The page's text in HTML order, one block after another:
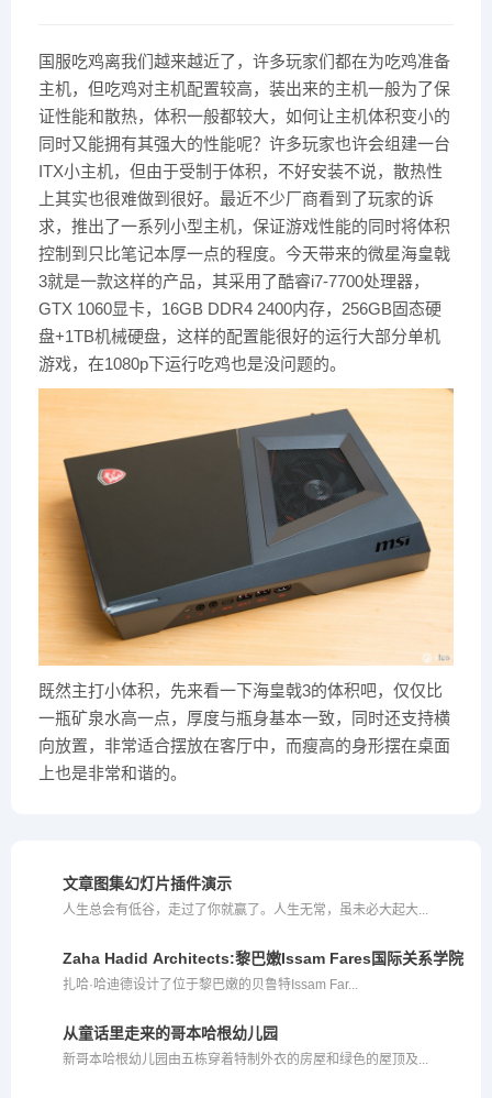
国服吃鸡离我们越来越近了，许多玩家们都在为吃鸡准备
主机，但吃鸡对主机配置较高，装出来的主机一般为了保
证性能和散热，体积一般都较大，如何让主机体积变小的
同时又能拥有其强大的性能呢？许多玩家也许会组建一台
ITX小主机，但由于受制于体积，不好安装不说，散热性
上其实也很难做到很好。最近不少厂商看到了玩家的诉
求，推出了一系列小型主机，保证游戏性能的同时将体积
控制到只比笔记本厚一点的程度。今天带来的微星海皇戟
3就是一款这样的产品，其采用了酷睿i7-7700处理器，
GTX 1060显卡，16GB DDR4 2400内存，256GB固态硬
盘+1TB机械硬盘，这样的配置能很好的运行大部分单机
游戏，在1080p下运行吃鸡也是没问题的。
既然主打小体积，先来看一下海皇戟3的体积吧，仅仅比
一瓶矿泉水高一点，厚度与瓶身基本一致，同时还支持横
向放置，非常适合摆放在客厅中，而瘦高的身形摆在桌面
上也是非常和谐的。
文章图集幻灯片插件演示
人生总会有低谷，走过了你就赢了。人生无常，虽未必大起大...
Zaha Hadid Architects:黎巴嫩Issam Fares国际关系学院
扎哈·哈迪德设计了位于黎巴嫩的贝鲁特Issam Far...
从童话里走来的哥本哈根幼儿园
新哥本哈根幼儿园由五栋穿着特制外衣的房屋和绿色的屋顶及...